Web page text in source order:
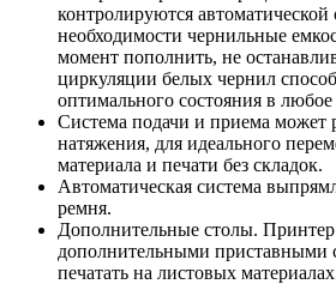
контролируются
необходимости чернильные
момент пополнить, не
циркуляции белых чернил
оптимального состояния в любое
Система подачи и приема может
натяжения, для идеального
материала и печати без складок.
Автоматическая система
ремня.
Дополнительные столы.
дополнительными приставными
печатать на листовых